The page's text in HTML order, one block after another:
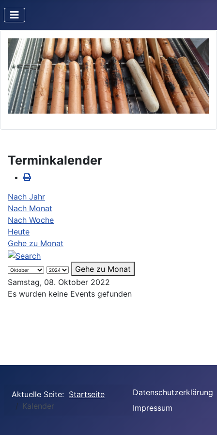
Terminkalender
Nach Jahr
Nach Monat
Nach Woche
Heute
Gehe zu Monat
Gehe zu Monat
Samstag, 08. Oktober 2022
Es wurden keine Events gefunden
Aktuelle Seite: Startseite
Kalender
Datenschutzerklärung
Impressum